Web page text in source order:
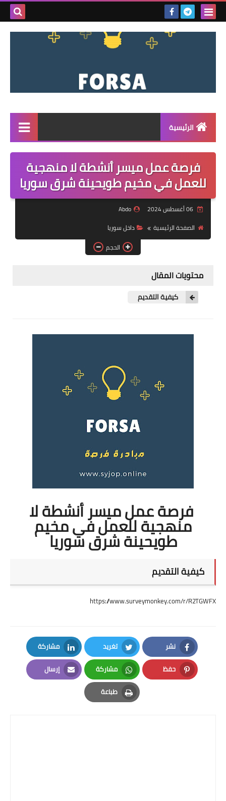
بحث
الرئيسية
القائمة
مناقصات
فرص عمل داخل سوريا
فرص عمل في العراق
فرص عمل في اليمن
فرصة عمل ميسر أنشطة لا منهجية
للعمل في مخيم طويحينة شرق سوريا
06 أغسطس 2024
Abdo
الصفحة الرئيسية
داخل سوريا
الحجم
محتويات المقال
كيفية التقديم
فرصة عمل ميسر أنشطة لا
منهجية للعمل في مخيم
طويحينة شرق سوريا
كيفية التقديم
https://www.surveymonkey.com/r/R2TGWFX
نشر
Facebook
تغريد
Twitter
مشاركة
LinkedIn
حفظ
Pinterest
مشاركة
Whatsapp
إرسال
Email
طباعة
Print